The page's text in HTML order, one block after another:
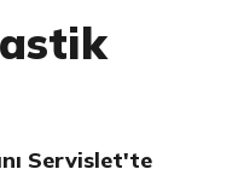
Servislet'te